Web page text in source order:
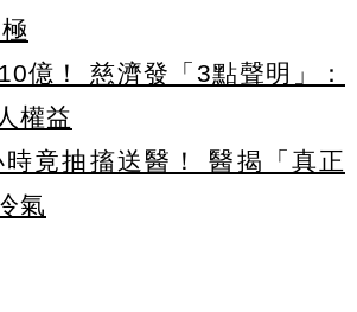
億！ 慈濟發「3點聲明」：
權益
竟抽搐送醫！ 醫揭「真正
氣